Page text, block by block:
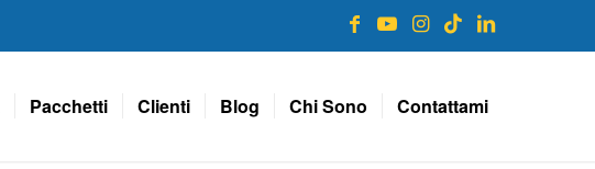
Pacchetti Clienti Blog Chi Sono Contattami